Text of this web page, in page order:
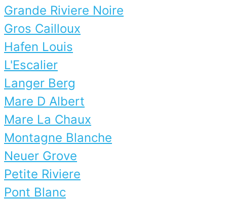
Grande Riviere Noire
Gros Cailloux
Hafen Louis
L'Escalier
Langer Berg
Mare D Albert
Mare La Chaux
Montagne Blanche
Neuer Grove
Petite Riviere
Pont Blanc